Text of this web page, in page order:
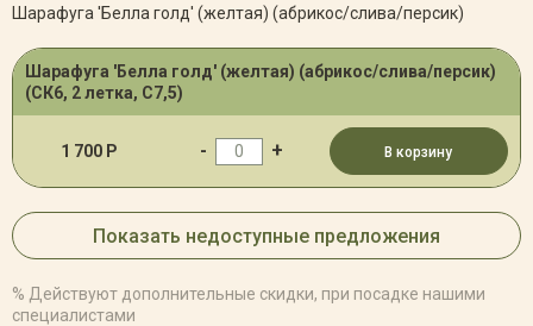
Шарафуга 'Белла голд' (желтая) (абрикос/слива/персик)
Шарафуга 'Белла голд' (желтая) (абрикос/слива/персик)
(СК6, 2 летка, С7,5)
1 700 Р - + В корзину
Показать недоступные предложения
% Действуют дополнительные скидки, при посадке нашими
специалистами